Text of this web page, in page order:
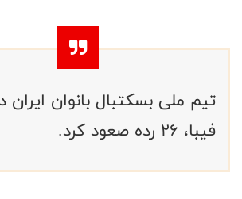
تیم ملی بسکتبال بانوان ایران
فیبا، ۲۶ رده صعود کرد.